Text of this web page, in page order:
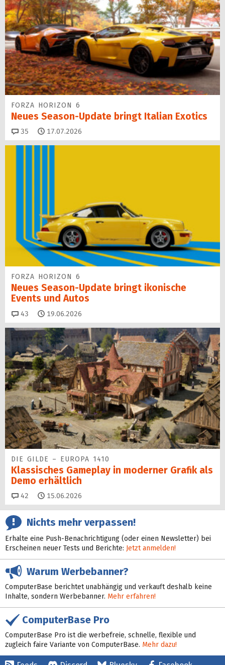
FORZA HORIZON 6
Neues Season-Update bringt Italian Exotics
35 Kommentare
17.07.2026
FORZA HORIZON 6
Neues Season-Update bringt ikonische
Events und Autos
43 Kommentare
19.06.2026
DIE GILDE – EUROPA 1410
Klassisches Gameplay in moderner Grafik als
Demo erhältlich
42 Kommentare
15.06.2026
Nichts mehr verpassen!
Erhalte eine Push-Benachrichtigung (oder einen Newsletter) bei
Erscheinen neuer Tests und Berichte: Jetzt anmelden!
Warum Werbebanner?
ComputerBase berichtet unabhängig und verkauft deshalb keine
Inhalte, sondern Werbebanner. Mehr erfahren!
ComputerBase Pro
ComputerBase Pro ist die werbefreie, schnelle, flexible und
zugleich faire Variante von ComputerBase. Mehr dazu!